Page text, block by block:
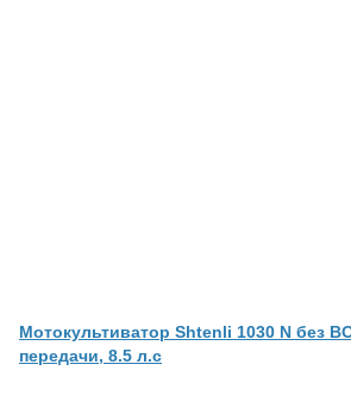
Мотокультиватор Shtenli 1030 N без
передачи, 8.5 л.с